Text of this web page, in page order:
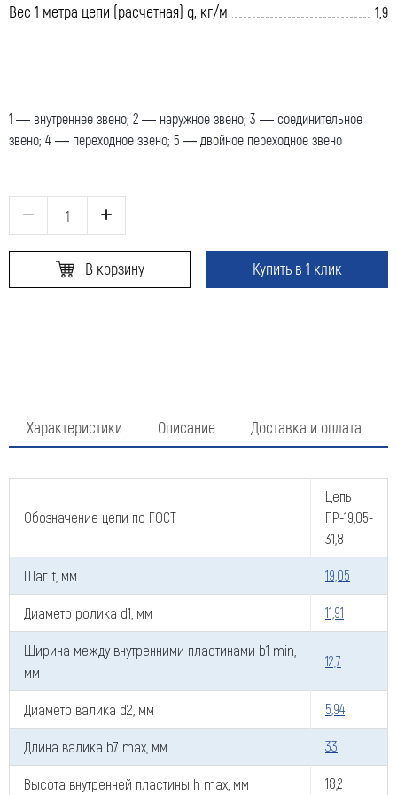
Вес 1 метра цепи (расчетная) q, кг/м 1,9
1 — внутреннее звено; 2 — наружное звено; 3 — соединительное
звено; 4 — переходное звено; 5 — двойное переходное звено
В корзину Купить в 1 клик
Характеристики Описание Доставка и оплата
Обозначение цепи по ГОСТ
Цепь
ПР-19,05-
31,8
Шаг t, мм 19,05
Диаметр ролика d1, мм 11,91
Ширина между внутренними пластинами b1 min,
мм
12,7
Диаметр валика d2, мм 5,94
Длина валика b7 max, мм 33
Высота внутренней пластины h max, мм 18,2